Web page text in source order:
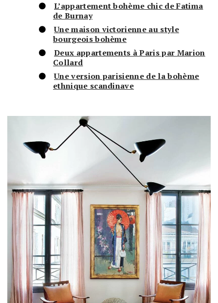
L’appartement bohème chic de Fatima
de Burnay
Une maison victorienne au style
bourgeois bohème
Deux appartements à Paris par Marion
Collard
Une version parisienne de la bohème
ethnique scandinave